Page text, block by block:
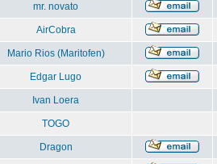
mr. novato
AirCobra
Mario Rios (Maritofen)
Edgar Lugo
Ivan Loera
TOGO
Dragon